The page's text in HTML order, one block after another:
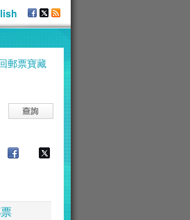
郵票寶藏